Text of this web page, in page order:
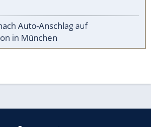
Auto-Anschlag auf
in München